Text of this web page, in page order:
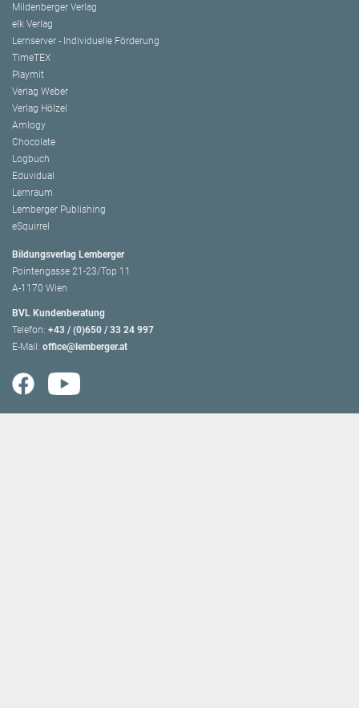
Mildenberger Verlag
elk Verlag
Lernserver - Individuelle Förderung
TimeTEX
Playmit
Verlag Weber
Verlag Hölzel
Amlogy
Chocolate
Logbuch
Eduvidual
Lernraum
Lemberger Publishing
eSquirrel
Bildungsverlag Lemberger
Pointengasse 21-23/Top 11
A-1170 Wien
BVL Kundenberatung
Telefon: +43 / (0)650 / 33 24 997
E-Mail: office@lemberger.at